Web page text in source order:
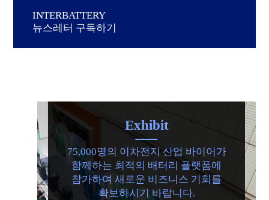
INTERBATTERY
뉴스레터 구독하기
Exhibit
75,000명의 이차전지 산업 바이어가
함께하는 최적의 배터리 플랫폼에
참가하여 새로운 비즈니스 기회를
확보하시기 바랍니다.